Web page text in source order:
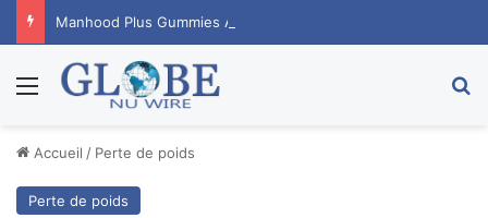
Menu
Accueil / Perte de poids
Perte de poids